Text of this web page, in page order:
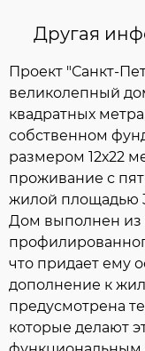
Другая
Проект "Санкт-
великолепный
квадратных
собственном
размером 12х22
проживание с
жилой площадью
Дом выполнен из
что придает ему
дополнение к
предусмотрена
которые делают